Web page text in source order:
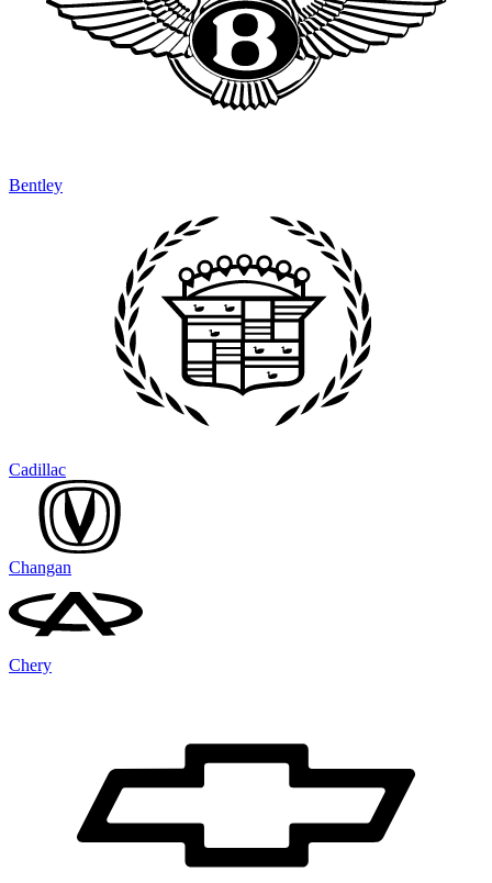
Bentley
Cadillac
Changan
Chery